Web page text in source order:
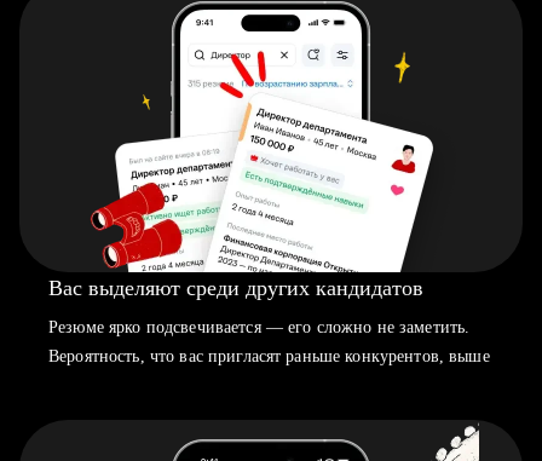
Вас выделяют среди других кандидатов
Резюме ярко подсвечивается — его сложно не заметить.
Вероятность, что вас пригласят раньше конкурентов, выше